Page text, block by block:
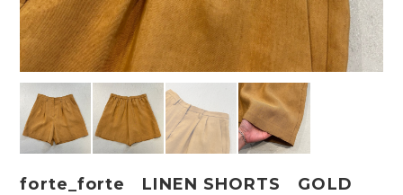
forte_forte LINEN SHORTS GOLD